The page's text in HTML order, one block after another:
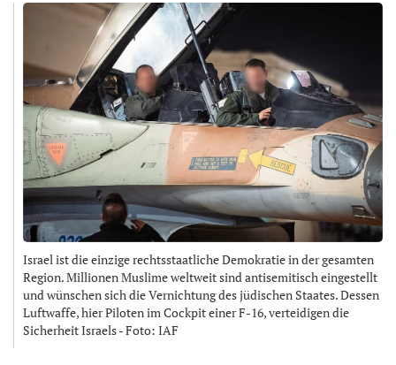
Israel ist die einzige rechtsstaatliche Demokratie in der gesamten
Region. Millionen Muslime weltweit sind antisemitisch eingestellt
und wünschen sich die Vernichtung des jüdischen Staates. Dessen
Luftwaffe, hier Piloten im Cockpit einer F-16, verteidigen die
Sicherheit Israels - Foto: IAF